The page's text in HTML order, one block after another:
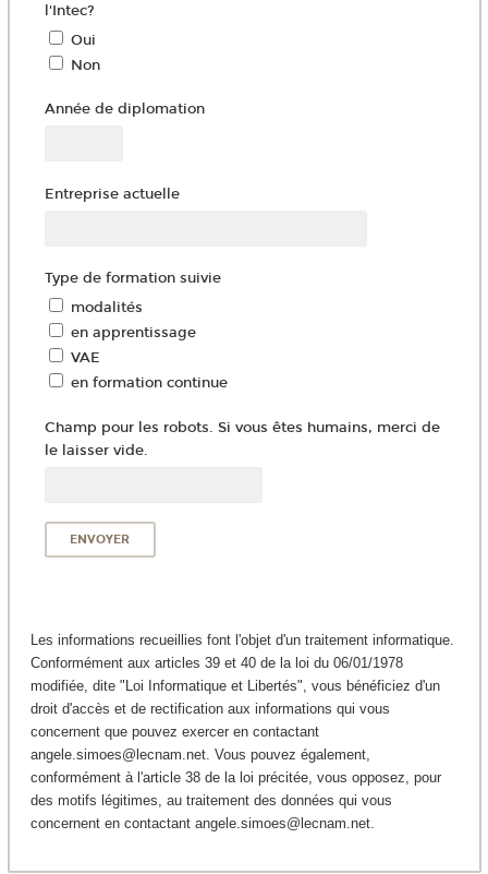
l'Intec?
Oui
Non
Année de diplomation
Entreprise actuelle
Type de formation suivie
modalités
en apprentissage
VAE
en formation continue
Champ pour les robots. Si vous êtes humains, merci de
le laisser vide.
Les informations recueillies font l'objet d'un traitement informatique.
Conformément aux articles 39 et 40 de la loi du 06/01/1978
modifiée, dite "Loi Informatique et Libertés", vous bénéficiez d'un
droit d'accès et de rectification aux informations qui vous
concernent que pouvez exercer en contactant
angele.simoes@lecnam.net. Vous pouvez également,
conformément à l'article 38 de la loi précitée, vous opposez, pour
des motifs légitimes, au traitement des données qui vous
concernent en contactant angele.simoes@lecnam.net.